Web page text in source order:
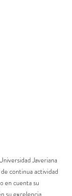
Javeriana
continua actividad
en cuenta su
su excelencia